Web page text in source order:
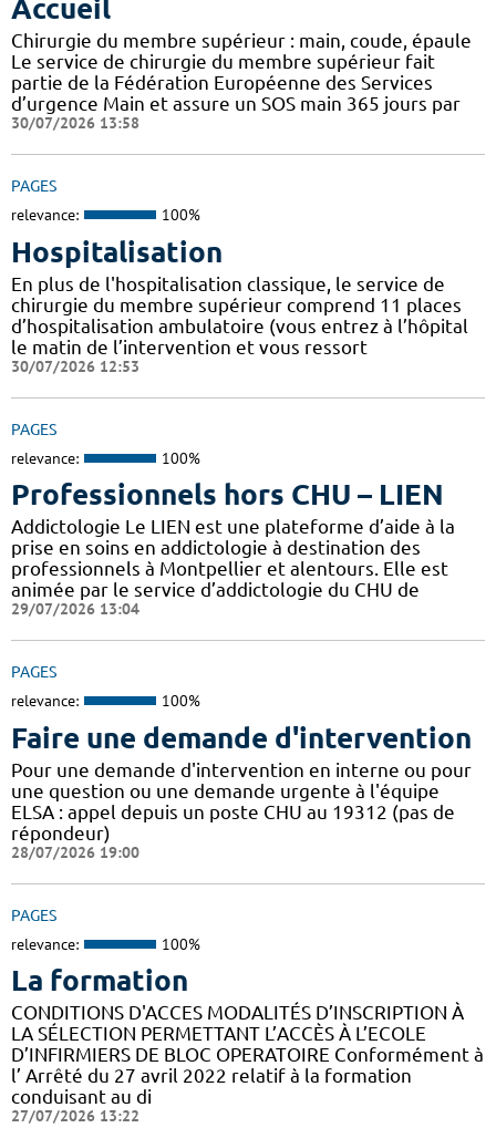
Accueil
Chirurgie du membre supérieur : main, coude, épaule
Le service de chirurgie du membre supérieur fait
partie de la Fédération Européenne des Services
d’urgence Main et assure un SOS main 365 jours par
30/07/2026 13:58
PAGES
relevance: 100%
Hospitalisation
En plus de l'hospitalisation classique, le service de
chirurgie du membre supérieur comprend 11 places
d’hospitalisation ambulatoire (vous entrez à l’hôpital
le matin de l’intervention et vous ressort
30/07/2026 12:53
PAGES
relevance: 100%
Professionnels hors CHU – LIEN
Addictologie Le LIEN est une plateforme d’aide à la
prise en soins en addictologie à destination des
professionnels à Montpellier et alentours. Elle est
animée par le service d’addictologie du CHU de
29/07/2026 13:04
PAGES
relevance: 100%
Faire une demande d'intervention
Pour une demande d'intervention en interne ou pour
une question ou une demande urgente à l'équipe
ELSA : appel depuis un poste CHU au 19312 (pas de
répondeur)
28/07/2026 19:00
PAGES
relevance: 100%
La formation
CONDITIONS D'ACCES MODALITÉS D’INSCRIPTION À
LA SÉLECTION PERMETTANT L’ACCÈS À L’ECOLE
D’INFIRMIERS DE BLOC OPERATOIRE Conformément à
l’ Arrêté du 27 avril 2022 relatif à la formation
conduisant au di
27/07/2026 13:22